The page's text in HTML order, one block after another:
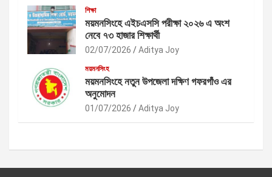
শিক্ষা
ময়মনসিংহে এইচএসসি পরীক্ষা ২০২৬ এ অংশ
নেবে ৭৩ হাজার শিক্ষার্থী
02/07/2026 Aditya Joy
ময়মনসিংহ
ময়মনসিংহে নতুন উপজেলা দক্ষিণ গফরগাঁও এর
অনুমোদন
01/07/2026 Aditya Joy